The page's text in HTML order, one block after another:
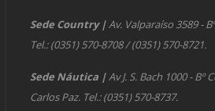
Sede Country |Av. Valparaíso 3589 -
Tel.: (0351) 570-8708 / (0351) 570-8721.
Sede Náutica |Av J. S. Bach 1000 - Bº
Carlos Paz. Tel.: (0351) 570-8737.